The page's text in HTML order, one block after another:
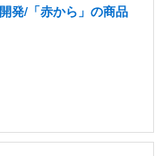
発/「赤から」の商品